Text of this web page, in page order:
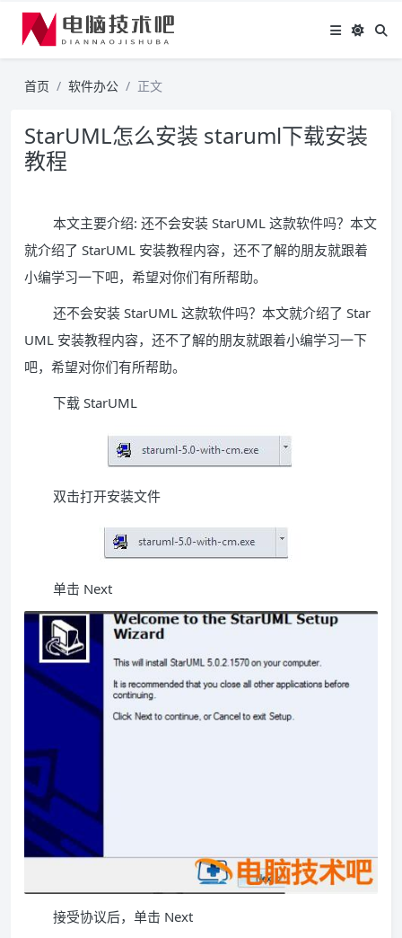
首页 软件办公 正文
StarUML怎么安装 staruml下载安装
教程
本文主要介绍: 还不会安装 StarUML 这款软件吗？本文
就介绍了 StarUML 安装教程内容，还不了解的朋友就跟着
小编学习一下吧，希望对你们有所帮助。
还不会安装 StarUML 这款软件吗？本文就介绍了 Star
UML 安装教程内容，还不了解的朋友就跟着小编学习一下
吧，希望对你们有所帮助。
下载 StarUML
双击打开安装文件
单击 Next
接受协议后，单击 Next